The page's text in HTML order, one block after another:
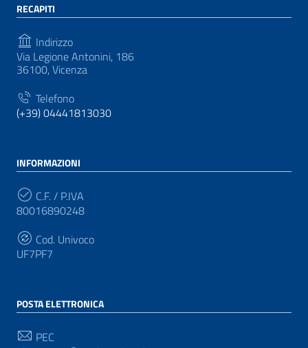
RECAPITI
Indirizzo
Via Legione Antonini, 186
36100, Vicenza
Telefono
(+39) 04441813030
INFORMAZIONI
C.F. / P.IVA
80016890248
Cod. Univoco
UF7PF7
POSTA ELETTRONICA
PEC